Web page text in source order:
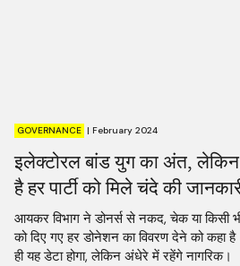
GOVERNANCE | February 2024
इलेक्टोरल बांड युग का अंत, लेकिन
है हर पार्टी को मिले चंदे की
आयकर विभाग ने डोनर्स से नकद, चेक या किसी
को दिए गए हर डोनेशन का विवरण देने को कहा
ही यह डेटा होगा, लेकिन अंधेरे में रहेंगे नागरिक।